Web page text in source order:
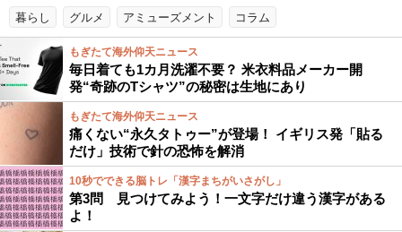
暮らし グルメ アミューズメント コラム
もぎたて海外仰天ニュース
毎日着ても1カ月洗濯不要？ 米衣料品メーカー開
発“奇跡のTシャツ”の秘密は生地にあり
もぎたて海外仰天ニュース
痛くない“永久タトゥー”が登場！ イギリス発「貼る
だけ」技術で針の恐怖を解消
10秒でできる脳トレ「漢字まちがいさがし」
第3問 見つけてみよう！一文字だけ違う漢字がある
よ！